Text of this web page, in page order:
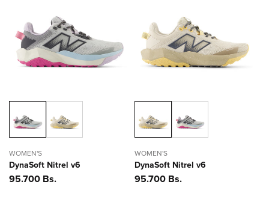
WOMEN'S
DynaSoft Nitrel v6
Precio
95.700 Bs.
WOMEN'S
DynaSoft Nitrel v6
Precio
95.700 Bs.